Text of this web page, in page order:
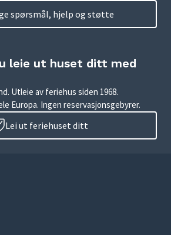
spørsmål, hjelp og støtte
leie ut huset ditt med
Utleie av feriehus siden 1968.
Europa. Ingen reservasjonsgebyrer.
Lei ut feriehuset ditt